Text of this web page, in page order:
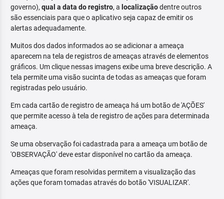
governo), qual a data do registro, a localizaçãodentre outros
são essenciais para que o aplicativo seja capaz de emitir os
alertas adequadamente.
Muitos dos dados informados ao se adicionar a ameaça
aparecem na tela de registros de ameaças através de elementos
gráficos. Um clique nessas imagens exibe uma breve descrição. A
tela permite uma visão sucinta de todas as ameaças que foram
registradas pelo usuário.
Em cada cartão de registro de ameaça há um botão de 'AÇÕES'
que permite acesso à tela de registro de ações para determinada
ameaça.
Se uma observação foi cadastrada para a ameaça um botão de
'OBSERVAÇÃO' deve estar disponível no cartão da ameaça.
Ameaças que foram resolvidas permitem a visualização das
ações que foram tomadas através do botão 'VISUALIZAR'.